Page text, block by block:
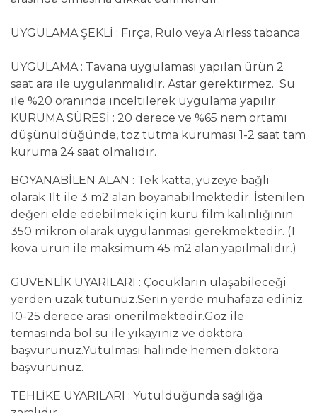
UYGULAMA ŞEKLİ : Fırça, Rulo veya Aırless tabanca
UYGULAMA : Tavana uygulaması yapılan ürün 2
saat ara ile uygulanmalıdır. Astar gerektirmez. Su
ile %20 oranında inceltilerek uygulama yapılır
KURUMA SÜRESİ : 20 derece ve %65 nem ortamı
düşünüldüğünde, toz tutma kuruması 1-2 saat tam
kuruma 24 saat olmalıdır.
BOYANABİLEN ALAN : Tek katta, yüzeye bağlı
olarak 1lt ile 3 m2 alan boyanabilmektedir. İstenilen
değeri elde edebilmek için kuru film kalınlığının
350 mikron olarak uygulanması gerekmektedir. (1
kova ürün ile maksimum 45 m2 alan yapılmalıdır.)
GÜVENLİK UYARILARI : Çocukların ulaşabileceği
yerden uzak tutunuz.Serin yerde muhafaza ediniz.
10-25 derece arası önerilmektedir.Göz ile
temasında bol su ile yıkayınız ve doktora
başvurunuz.Yutulması halinde hemen doktora
başvurunuz.
TEHLİKE UYARILARI : Yutulduğunda sağlığa